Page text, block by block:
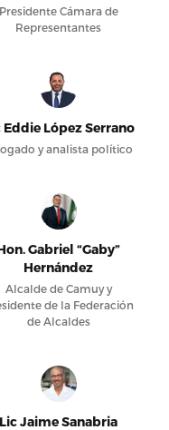
Presidente Cámara de
Representantes
Eddie López Serrano
y analista político
Gabriel “Gaby”
Hernández
Alcalde de Camuy y
de la Federación
de Alcaldes
Lic Jaime Sanabria